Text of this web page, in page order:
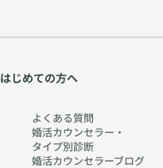
はじめての方へ
よくある質問
婚活カウンセラー・
タイプ別診断
婚活カウンセラーブログ